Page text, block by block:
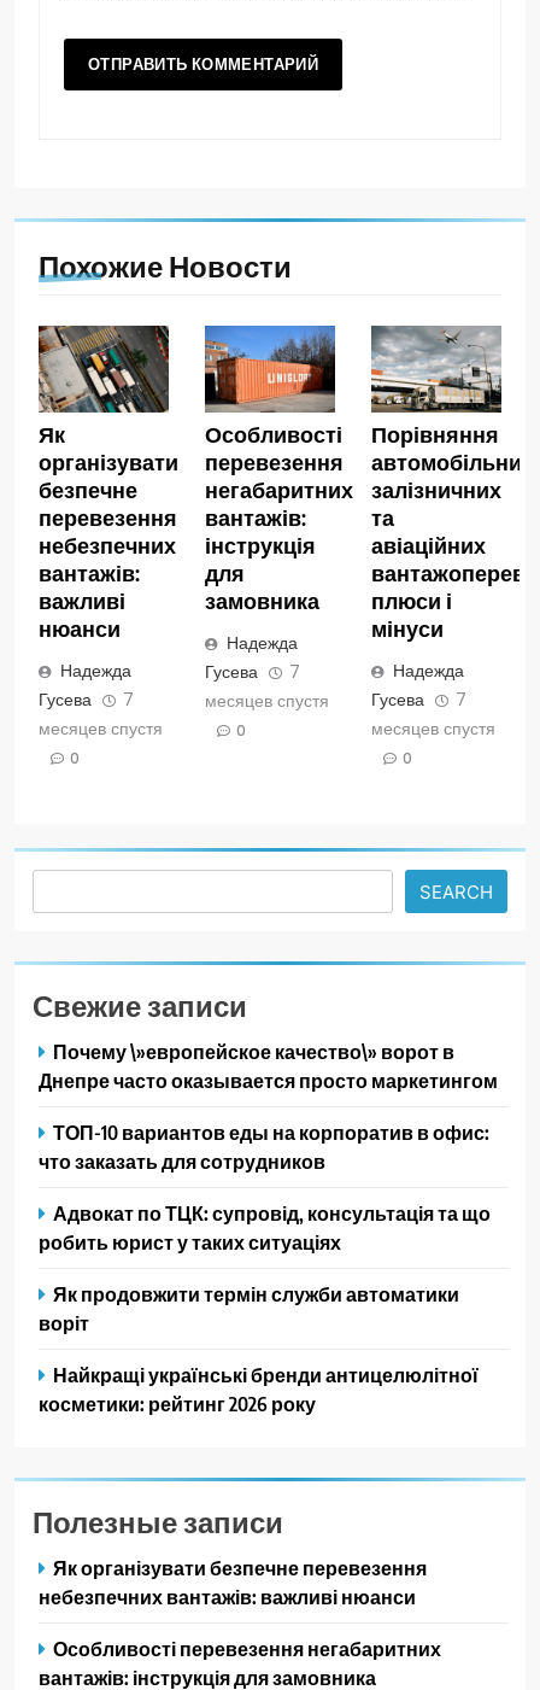
Похожие Новости
Як
організувати
безпечне
перевезення
небезпечних
вантажів:
важливі
нюанси
Надежда
Гусева
7
месяцев спустя
0
Особливості
перевезення
негабаритних
вантажів:
інструкція
для
замовника
Надежда
Гусева
7
месяцев спустя
0
Порівняння
автомобільних,
залізничних
та
авіаційних
плюси і
мінуси
Надежда
Гусева
7
месяцев спустя
0
SEARCH
Свежие записи
Почему \»европейское качество\» ворот в
Днепре часто оказывается просто маркетингом
ТОП-10 вариантов еды на корпоратив в офис:
что заказать для сотрудников
Адвокат по ТЦК: супровід, консультація та що
робить юрист у таких ситуаціях
Як продовжити термін служби автоматики
воріт
Найкращі українські бренди антицелюлітної
косметики: рейтинг 2026 року
Полезные записи
Як організувати безпечне перевезення
небезпечних вантажів: важливі нюанси
Особливості перевезення негабаритних
вантажів: інструкція для замовника